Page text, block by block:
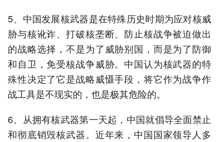
5、中国发展核武器是在特殊历史时期为应对核威
胁与核讹诈、打破核垄断、防止核战争被迫做出
的战略选择，不是为了威胁别国，而是为了防御
和自卫，免受核战争威胁。中国认为核武器的特
殊性决定了它是战略威慑手段，将它作为战争作
战工具是不现实的，也是极其危险的。
6、从拥有核武器第一天起，中国就倡导全面禁止
和彻底销毁核武器。近年来，中国国家领导人多